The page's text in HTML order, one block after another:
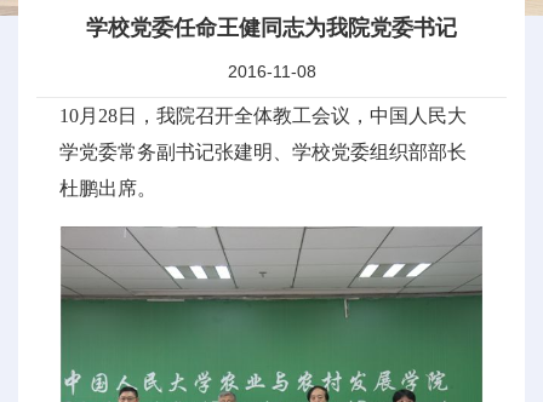
学校党委任命王健同志为我院党委书记
2016-11-08
10月28日，我院召开全体教工会议，中国人民大
学党委常务副书记张建明、学校党委组织部部长
杜鹏出席。